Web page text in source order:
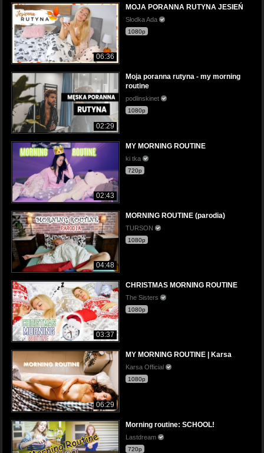
06:36
MOJA PORANNA RUTYNA JESIEŃ
Słodka Ada
1080p
02:29
Moja poranna rutyna - my morning
routine
podlinskinet
1080p
02:43
MY MORNING ROUTINE
ki tka
720p
04:48
MORNING ROUTINE (parodia)
TURSON
1080p
03:37
CHRISTMAS MORNING ROUTINE
The Sisters
1080p
06:29
MY MORNING ROUTINE | Karsa
Karsa Official
1080p
Morning routine: SCHOOL!
Lastdream
720p